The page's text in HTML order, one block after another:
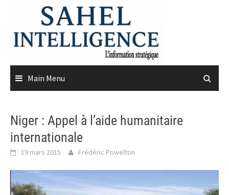
content
Main Menu
Niger : Appel à l’aide humanitaire
internationale
19 mars 2015 Frédéric Powelton